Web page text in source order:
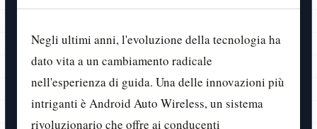
Negli ultimi anni, l'evoluzione della tecnologia ha
dato vita a un cambiamento radicale
nell'esperienza di guida. Una delle innovazioni più
intriganti è Android Auto Wireless, un sistema
rivoluzionario che offre ai conducenti